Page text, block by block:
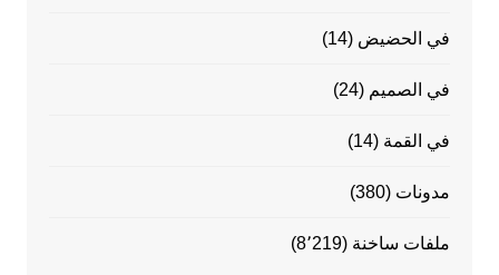
في الحضيض (14)
في الصميم (24)
في القمة (14)
مدونات (380)
ملفات ساخنة (8٬219)